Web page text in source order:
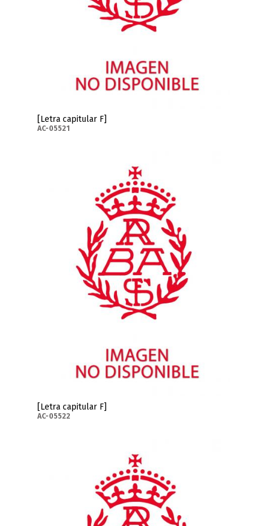
[Letra capitular F]
AC-05521
[Letra capitular F]
AC-05522